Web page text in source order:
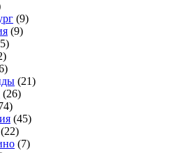
(9)
(9)
(21)
(26)
(45)
(22)
(7)